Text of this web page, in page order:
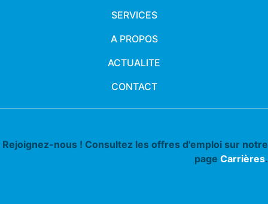
SERVICES
A PROPOS
ACTUALITE
CONTACT
Rejoignez-nous ! Consultez les offres d'emploi sur notre
page Carrières.